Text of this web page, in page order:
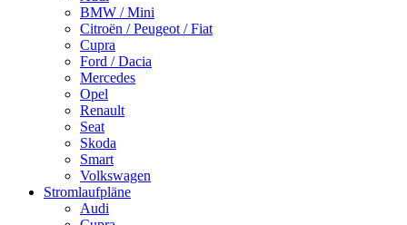
BMW / Mini
Citroën / Peugeot / Fiat
Cupra
Ford / Dacia
Mercedes
Opel
Renault
Seat
Skoda
Smart
Volkswagen
Stromlaufpläne
Audi